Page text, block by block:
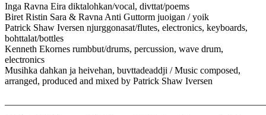
Inga Ravna Eira diktalohkan/vocal, divttat/poems
Biret Ristin Sara & Ravna Anti Guttorm juoigan / yoik
Patrick Shaw Iversen njurggonasat/flutes, electronics, keyboards,
bohttalat/bottles
Kenneth Ekornes rumbbut/drums, percussion, wave drum,
electronics
Musihka dahkan ja heivehan, buvttadeaddji / Music composed,
arranged, produced and mixed by Patrick Shaw Iversen